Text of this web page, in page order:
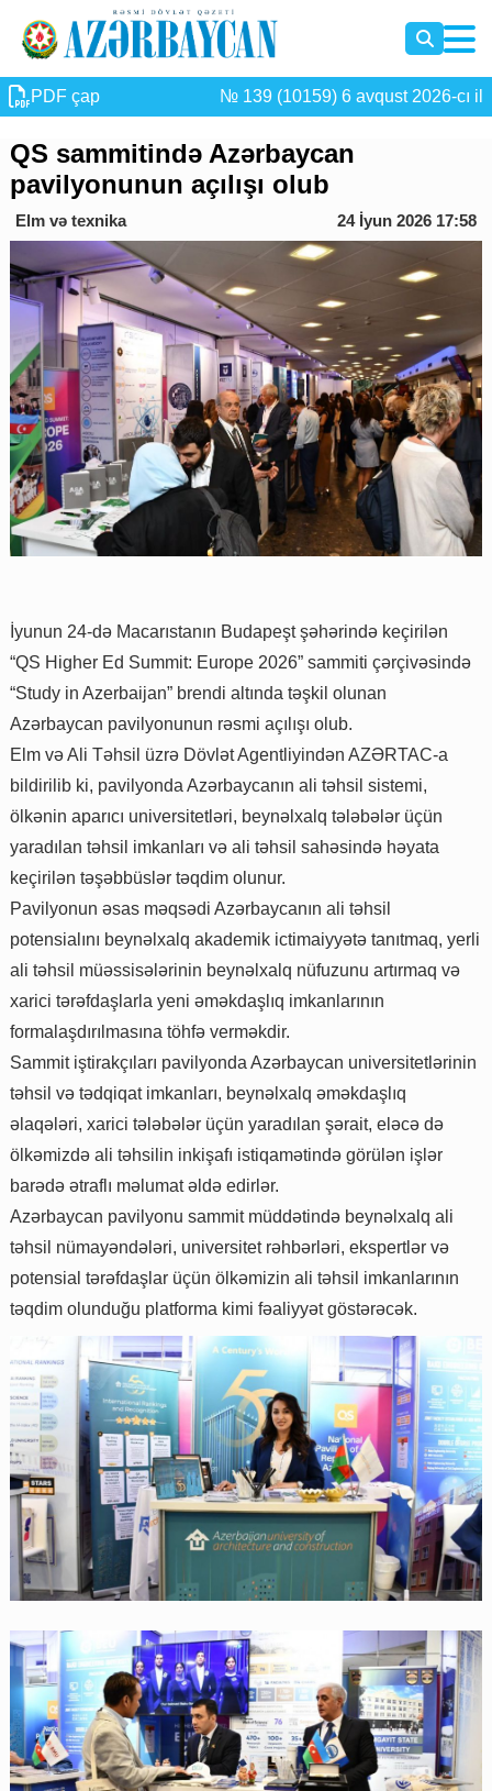
PDF çap № 139 (10159) 6 avqust 2026-cı il
QS sammitində Azərbaycan
pavilyonunun açılışı olub
Elm və texnika 24 İyun 2026 17:58
İyunun 24-də Macarıstanın Budapeşt şəhərində keçirilən
“QS Higher Ed Summit: Europe 2026” sammiti çərçivəsində
“Study in Azerbaijan” brendi altında təşkil olunan
Azərbaycan pavilyonunun rəsmi açılışı olub.
Elm və Ali Təhsil üzrə Dövlət Agentliyindən AZƏRTAC-a
bildirilib ki, pavilyonda Azərbaycanın ali təhsil sistemi,
ölkənin aparıcı universitetləri, beynəlxalq tələbələr üçün
yaradılan təhsil imkanları və ali təhsil sahəsində həyata
keçirilən təşəbbüslər təqdim olunur.
Pavilyonun əsas məqsədi Azərbaycanın ali təhsil
potensialını beynəlxalq akademik ictimaiyyətə tanıtmaq, yerli
ali təhsil müəssisələrinin beynəlxalq nüfuzunu artırmaq və
xarici tərəfdaşlarla yeni əməkdaşlıq imkanlarının
formalaşdırılmasına töhfə verməkdir.
Sammit iştirakçıları pavilyonda Azərbaycan universitetlərinin
təhsil və tədqiqat imkanları, beynəlxalq əməkdaşlıq
əlaqələri, xarici tələbələr üçün yaradılan şərait, eləcə də
ölkəmizdə ali təhsilin inkişafı istiqamətində görülən işlər
barədə ətraflı məlumat əldə edirlər.
Azərbaycan pavilyonu sammit müddətində beynəlxalq ali
təhsil nümayəndələri, universitet rəhbərləri, ekspertlər və
potensial tərəfdaşlar üçün ölkəmizin ali təhsil imkanlarının
təqdim olunduğu platforma kimi fəaliyyət göstərəcək.